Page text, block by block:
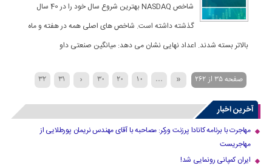
شاخص NASDAQ بهترین شروع سال خود را در 40 سال
گذشته داشته است. شاخص های اصلی همه در هفته و ماه
بالاتر بسته شدند. اعداد نهایی نشان می دهد: میانگین صنعتی داو
صفحه 35 از 262 «
...
10
20
30
‹
31
32
33
34
35
36
37
38
39
40
›
50
60
70
...
»
آخرین اخبار
مهاجرت با برنامه کانادا پرزنت ورکر: مصاحبه با آقای مهندس نریمان پورطلایی از
مهاجریست
ایران کمپانی رونمایی شد!